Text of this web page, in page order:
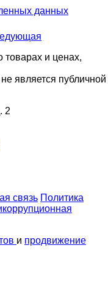
данных
и ценах,
является публичной
2
связь Политика
и продвижение